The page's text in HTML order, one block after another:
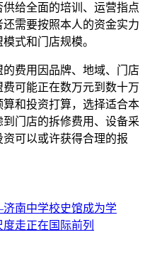
给全面的培训、运营指点
需要按照本人的资金实力
式和门店规模。
费用因品牌、地域、门店
可能正在数万元到数十万
和投资打算，选择适合本
门店的拆修费用、设备采
可以或许获得合理的报
南中学校史馆成为学
走正在国际前列